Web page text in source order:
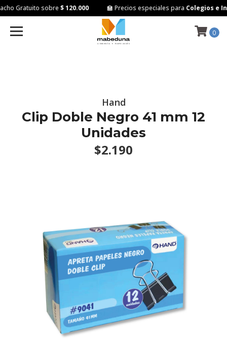
Gratuito sobre$ 120.000 🏫 Precios especiales paraColegios e
0
Hand
Clip Doble Negro 41 mm 12
Unidades
$2.190